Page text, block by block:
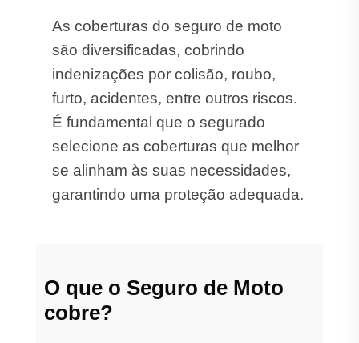
As coberturas do seguro de moto
são diversificadas, cobrindo
indenizações por colisão, roubo,
furto, acidentes, entre outros riscos.
É fundamental que o segurado
selecione as coberturas que melhor
se alinham às suas necessidades,
garantindo uma proteção adequada.
O que o Seguro de Moto
cobre?